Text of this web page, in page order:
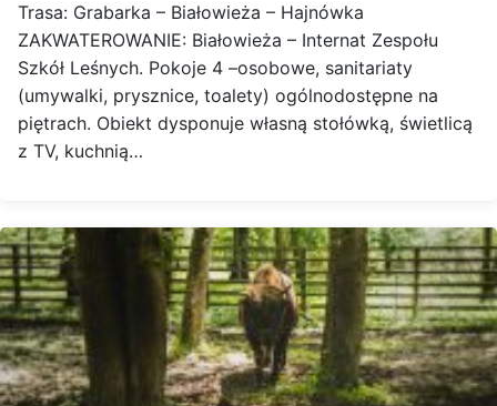
Trasa: Grabarka – Białowieża – Hajnówka
ZAKWATEROWANIE: Białowieża – Internat Zespołu
Szkół Leśnych. Pokoje 4 –osobowe, sanitariaty
(umywalki, prysznice, toalety) ogólnodostępne na
piętrach. Obiekt dysponuje własną stołówką, świetlicą
z TV, kuchnią…